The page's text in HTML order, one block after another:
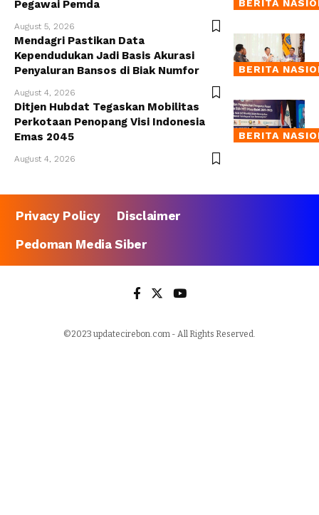
BERITA
Pegawai Pemda
August 5, 2026
BERITA
Mendagri Pastikan Data
Kependudukan Jadi Basis Akurasi
Penyaluran Bansos di Biak Numfor
August 4, 2026
BERITA
Ditjen Hubdat Tegaskan Mobilitas
Perkotaan Penopang Visi Indonesia
Emas 2045
August 4, 2026
Privacy Policy
Disclaimer
Pedoman Media Siber
©2023 updatecirebon.com - All Rights Reserved.